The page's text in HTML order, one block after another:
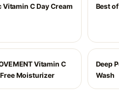
Vitamin C Day Cream Best
Vitamin C
Moisturizer
Deep
Wash